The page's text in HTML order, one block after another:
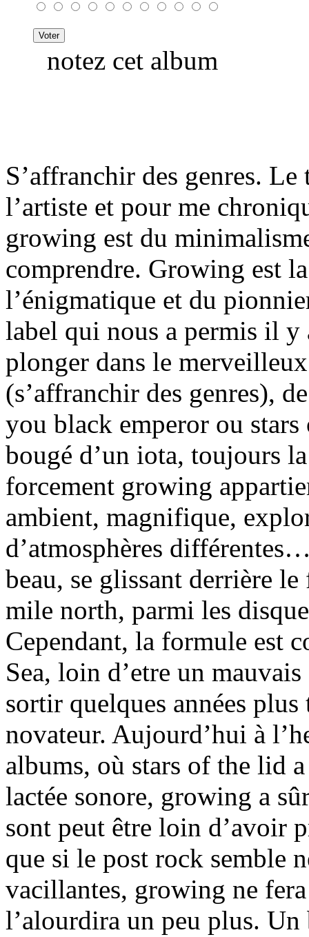
notez cet album
S’affranchir des genres.
l’artiste et pour me
growing est du
comprendre. Growing est
l’énigmatique et du
label qui nous a permis il y
plonger dans le
(s’affranchir des genres),
you black emperor ou
bougé d’un iota, toujours
forcement growing
ambient, magnifique,
d’atmosphères
beau, se glissant derrière
mile north, parmi les
Cependant, la formule est
Sea, loin d’etre un
sortir quelques années
novateur. Aujourd’hui à
albums, où stars of the lid
lactée sonore, growing a
sont peut être loin d’avoir
que si le post rock semble
vacillantes, growing ne
l’alourdira un peu plus.